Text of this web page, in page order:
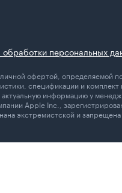
обработки персональных
офертой, определяемой
спецификации и комплект
информацию у
Apple Inc.,
экстремистской и